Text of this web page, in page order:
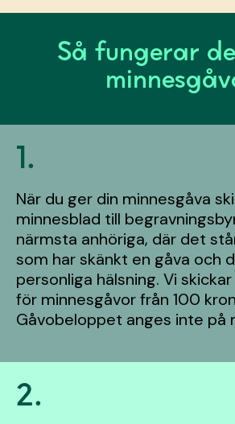
Så fungerar
1.
När du ger din minnesgåva
minnesblad till
närmsta anhöriga, där det
som har skänkt en gåva och
personliga hälsning. Vi
för minnesgåvor från 100
Gåvobeloppet anges inte på
2.